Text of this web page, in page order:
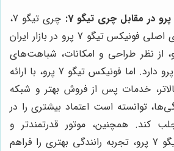
چری تیگو 7،
یکی دیگر از رقبای اصلی فونیکس تیگو 7 پرو در بازار ایران
از نظر طراحی و امکانات، شباهت‌های
زیادی با تیگو 7 پرو دارد. اما فونیکس تیگو 7 پرو، با ارائه
خدمات پس از فروش بهتر و شبکه
توانسته است اعتماد بیشتری را در
کند. همچنین، موتور قدرتمندتر و
گیربکس نرم‌تر تیگو 7 پرو، تجربه رانندگی بهتری را فراهم